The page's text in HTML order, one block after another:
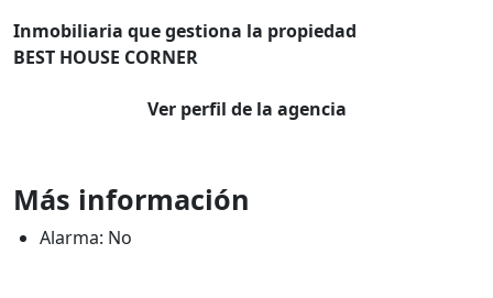
Inmobiliaria que gestiona la propiedad
BEST HOUSE CORNER
Ver perfil de la agencia
Más información
Alarma: No